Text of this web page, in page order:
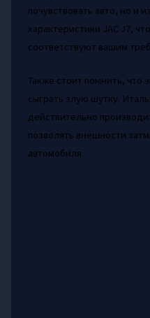
почувствовать авто, но и
характеристики JAC J7,
соответствуют вашим
Также стоит помнить,
сыграть злую шутку.
действительно
позволять внешности
автомобиля.